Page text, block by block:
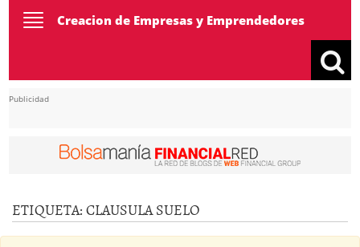
ToggleCreacion de Empresas y Emprendedores
Publicidad
ETIQUETA:CLAUSULA SUELO